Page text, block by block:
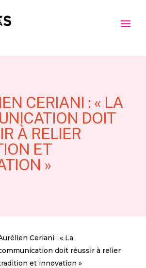
CERIANI : « LA
DOIT
À RELIER
ET
»
Ceriani : « La
doit réussir à relier
et innovation »